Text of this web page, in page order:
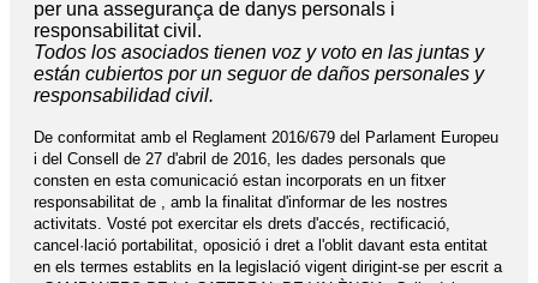
per una assegurança de danys personals i
responsabilitat civil.
Todos los asociados tienen voz y voto en las juntas y
están cubiertos por un seguor de daños personales y
responsabilidad civil.
De conformitat amb el Reglament 2016/679 del Parlament Europeu
i del Consell de 27 d'abril de 2016, les dades personals que
consten en esta comunicació estan incorporats en un fitxer
responsabilitat de , amb la finalitat d'informar de les nostres
activitats. Vosté pot exercitar els drets d'accés, rectificació,
cancel·lació portabilitat, oposició i dret a l'oblit davant esta entitat
en els termes establits en la legislació vigent dirigint-se per escrit a